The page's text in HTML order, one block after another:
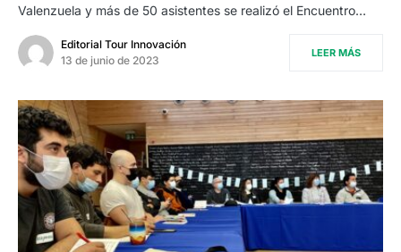
Valenzuela y más de 50 asistentes se realizó el Encuentro…
Editorial Tour Innovación
13 de junio de 2023
LEER MÁS